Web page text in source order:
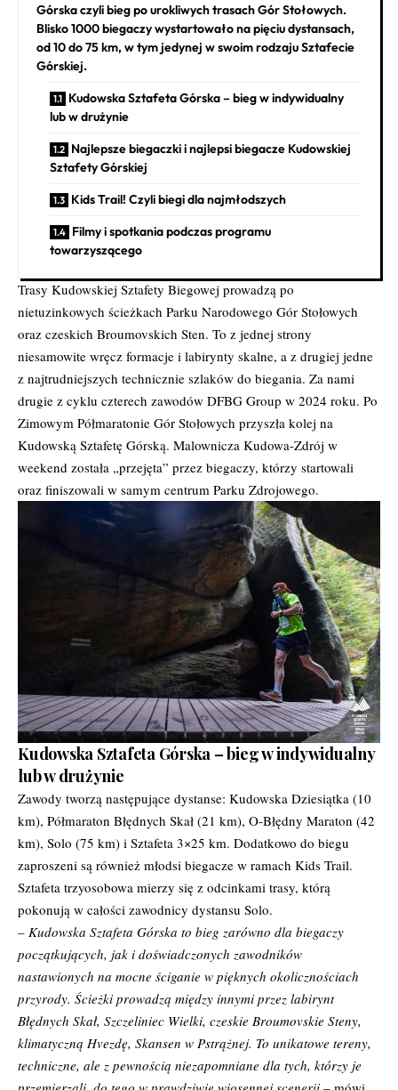
Górska czyli bieg po urokliwych trasach Gór Stołowych.
Blisko 1000 biegaczy wystartowało na pięciu dystansach,
od 10 do 75 km, w tym jedynej w swoim rodzaju Sztafecie
Górskiej.
Kudowska Sztafeta Górska – bieg w indywidualny
lub w drużynie
Najlepsze biegaczki i najlepsi biegacze Kudowskiej
Sztafety Górskiej
Kids Trail! Czyli biegi dla najmłodszych
Filmy i spotkania podczas programu
towarzyszącego
Trasy Kudowskiej Sztafety Biegowej prowadzą po
nietuzinkowych ścieżkach Parku Narodowego Gór Stołowych
oraz czeskich Broumovskich Sten. To z jednej strony
niesamowite wręcz formacje i labirynty skalne, a z drugiej jedne
z najtrudniejszych technicznie szlaków do biegania. Za nami
drugie z cyklu czterech zawodów DFBG Group w 2024 roku. Po
Zimowym Półmaratonie Gór Stołowych przyszła kolej na
Kudowską Sztafetę Górską. Malownicza Kudowa-Zdrój w
weekend została „przejęta” przez biegaczy, którzy startowali
oraz finiszowali w samym centrum Parku Zdrojowego.
Kudowska Sztafeta Górska – bieg w indywidualny
lub w drużynie
Zawody tworzą następujące dystanse: Kudowska Dziesiątka (10
km), Półmaraton Błędnych Skał (21 km), O-Błędny Maraton (42
km), Solo (75 km) i Sztafeta 3×25 km. Dodatkowo do biegu
zaproszeni są również młodsi biegacze w ramach Kids Trail.
Sztafeta trzyosobowa mierzy się z odcinkami trasy, którą
pokonują w całości zawodnicy dystansu Solo.
– Kudowska Sztafeta Górska to bieg zarówno dla biegaczy
początkujących, jak i doświadczonych zawodników
nastawionych na mocne ściganie w pięknych okolicznościach
przyrody. Ścieżki prowadzą między innymi przez labirynt
Błędnych Skał, Szczeliniec Wielki, czeskie Broumovskie Steny,
klimatyczną Hvezdę, Skansen w Pstrążnej. To unikatowe tereny,
techniczne, ale z pewnością niezapomniane dla tych, którzy je